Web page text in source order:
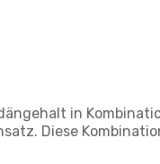
in
Diese